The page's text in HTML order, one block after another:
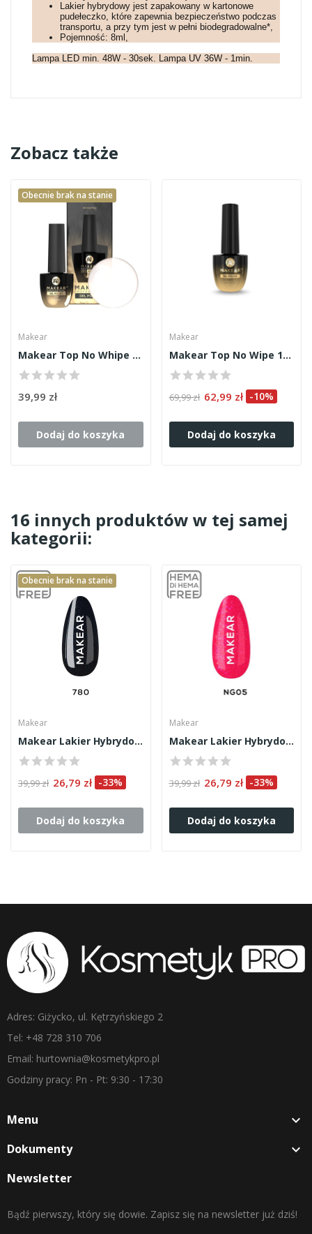
Lakier hybrydowy jest zapakowany w kartonowe
pudełeczko, które zapewnia bezpieczeństwo podczas
transportu, a przy tym jest w pełni biodegradowalne*,
Pojemność: 8ml,
Lampa LED min. 48W - 30sek. Lampa UV 36W - 1min.
Zobacz także
Obecnie brak na stanie
Makear
Makear Top No Whipe Milky White 8ml
39,99 zł
Dodaj do koszyka
Makear
Makear Top No Wipe 15ml
69,99 zł 62,99 zł -10%
Dodaj do koszyka
16 innych produktów w tej samej
kategorii:
Obecnie brak na stanie
Makear
Makear Lakier Hybrydowy 780 8ml
39,99 zł 26,79 zł -33%
Dodaj do koszyka
Makear
Makear Lakier Hybrydowy NG05 8ml
39,99 zł 26,79 zł -33%
Dodaj do koszyka
Adres: Giżycko, ul. Kętrzyńskiego 2
Tel: +48 728 310 706
Email: hurtownia@kosmetykpro.pl
Godziny pracy: Pn - Pt: 9:30 - 17:30
Menu 
Dokumenty 
Newsletter
Bądź pierwszy, który się dowie. Zapisz się na newsletter już dziś!